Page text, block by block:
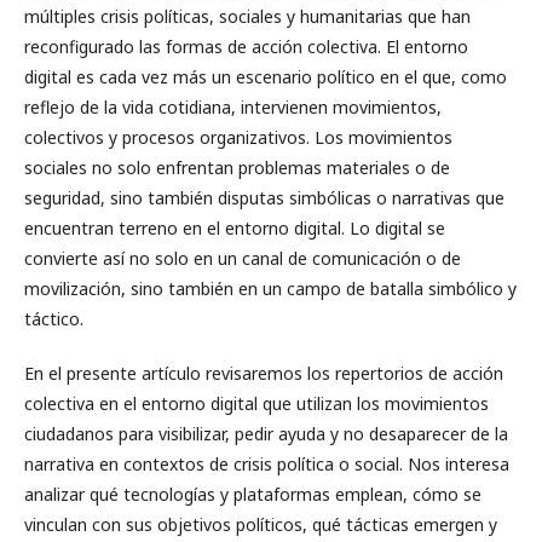
múltiples crisis políticas, sociales y humanitarias que han
reconfigurado las formas de acción colectiva. El entorno
digital es cada vez más un escenario político en el que, como
reflejo de la vida cotidiana, intervienen movimientos,
colectivos y procesos organizativos. Los movimientos
sociales no solo enfrentan problemas materiales o de
seguridad, sino también disputas simbólicas o narrativas que
encuentran terreno en el entorno digital. Lo digital se
convierte así no solo en un canal de comunicación o de
movilización, sino también en un campo de batalla simbólico y
táctico.
En el presente artículo revisaremos los repertorios de acción
colectiva en el entorno digital que utilizan los movimientos
ciudadanos para visibilizar, pedir ayuda y no desaparecer de la
narrativa en contextos de crisis política o social. Nos interesa
analizar qué tecnologías y plataformas emplean, cómo se
vinculan con sus objetivos políticos, qué tácticas emergen y